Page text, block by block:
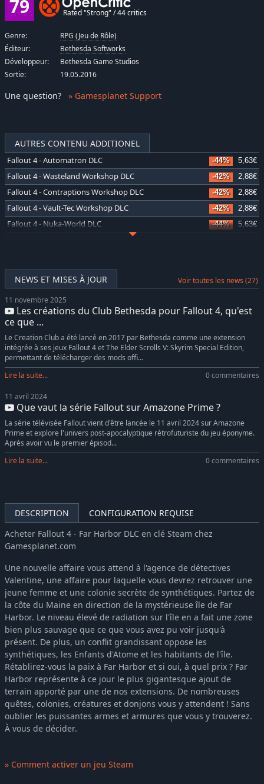
AUTRES CONTENU ADDITIONEL
Fallout 4 - Automatron DLC -44% 5,63€
Fallout 4 - Wasteland Workshop DLC -42% 2,88€
Fallout 4 - Contraptions Workshop DLC -42% 2,88€
Fallout 4 - Vault-Tec Workshop DLC -42% 2,88€
Fallout 4 - Nuka-World DLC -44% 5,63€
Fallout 4 - Season Pass
NEWS ET MISES À JOUR Voir toutes les news (27)
11 novembre 2025
Les créations du Club Bethesda pour Fallout 4, qu'est
ce que ...
Le Creation Club a été lancé en 2017 par Bethesda comme une extension
intégrée à ses jeux Fallout 4 et The Elder Scrolls V: Skyrim Special Edition,
permettant de télécharger des mods offi...
Lire la suite...
0 commentaires
11 avril 2024
Que vaut la série Fallout sur Amazone Prime ?
La série télévisée Fallout vient d'être lancée le 11 avril 2024 sur Amazone
Prime et explore l'univers post-apocalyptique rétrofuturiste du jeu éponyme.
Après avoir vu le premier épisod...
Lire la suite...
0 commentaires
DESCRIPTION
CONFIGURATION REQUISE
Acheter Fallout 4 - Far Harbor DLC en clé Steam chez
Gamesplanet.com
Une nouvelle affaire vous attend à l'agence de détectives
Valentine, une affaire pour laquelle vous devrez retrouver une
jeune femme et une colonie secrète de synthétiques. Partez de
la côte du Maine en direction de la mystérieuse île de Far
Harbor. Le niveau élevé de radiation sur l'île en a fait une zone
bien plus sauvage que ce que vous avez pu voir jusqu'à
présent. De plus, un conflit grandissant oppose les
synthétiques, les Enfants d'Atome et les habitants de l'île.
Rétablirez-vous la paix à Far Harbor et si oui, à quel prix ? Far
Harbor représente à ce jour le plus gigantesque ajout de
terrain apporté par une de nos extensions. De nombreuses
quêtes, colonies, créatures et donjons vous y attendent ! Sans
oublier les puissantes armes et armures que vous y trouverez.
À vous de décider.
» Comment activer un jeu Steam
79 Rated "Strong" / 44 critics
Genre:
RPG (Jeu de Rôle)
Éditeur:
Bethesda Softworks
Développeur:
Bethesda Game Studios
Sortie:
19.05.2016
Une question? » Gamesplanet Support